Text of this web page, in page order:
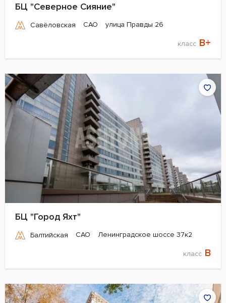
БЦ "Северное Сияние"
Савёловская САО улица Правды 26
класс B+
БЦ "Город Яхт"
Балтийская САО Ленинградское шоссе 37к2
класс B